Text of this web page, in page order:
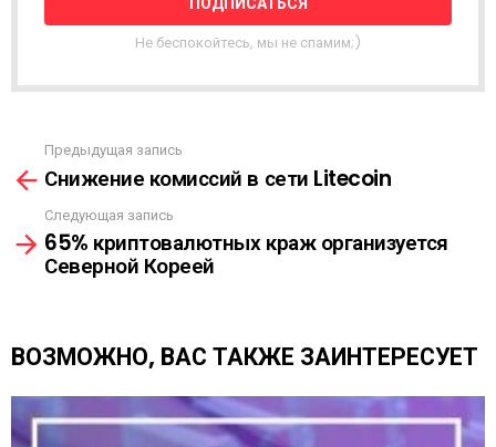
А
Ы
Л
К
А
Не беспокойтесь, мы не спамим;)
м
р
е
щ
е
Предыдущая запись
Снижение комиссий в сети Litecoin
Следующая запись
65% криптовалютных краж организуется
Северной Кореей
ВОЗМОЖНО, ВАС ТАКЖЕ ЗАИНТЕРЕСУЕТ